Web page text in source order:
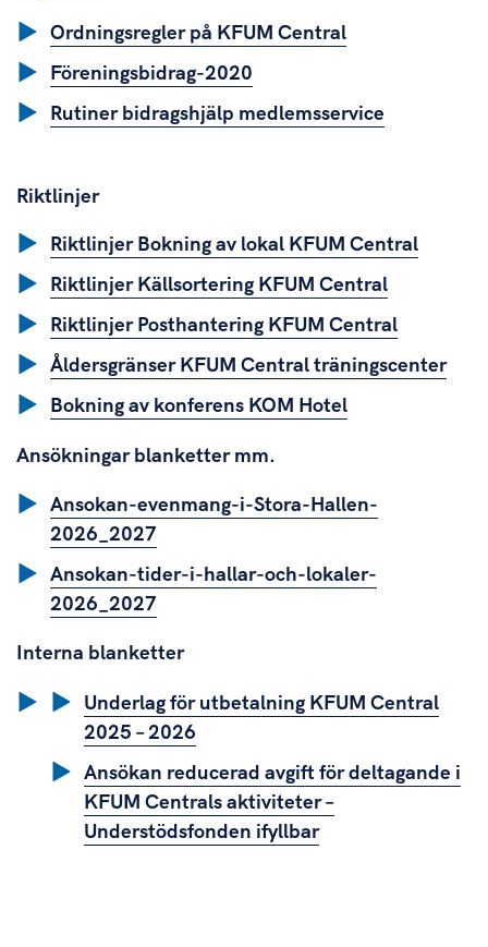
Ordningsregler på KFUM Central
Föreningsbidrag-2020
Rutiner bidragshjälp medlemsservice
Riktlinjer
Riktlinjer Bokning av lokal KFUM Central
Riktlinjer Källsortering KFUM Central
Riktlinjer Posthantering KFUM Central
Åldersgränser KFUM Central träningscenter
Bokning av konferens KOM Hotel
Ansökningar blanketter mm.
Ansokan-evenmang-i-Stora-Hallen-
2026_2027
Ansokan-tider-i-hallar-och-lokaler-
2026_2027
Interna blanketter
Underlag för utbetalning KFUM Central
2025 – 2026
Ansökan reducerad avgift för deltagande i
KFUM Centrals aktiviteter –
Understödsfonden ifyllbar